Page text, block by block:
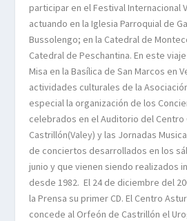
participar en el Festival Internacional
actuando en la Iglesia Parroquial de
Bussolengo; en la Catedral de
Catedral de Peschantina. En este
Misa en la Basílica de San Marcos en
actividades culturales de la
especial la organización de los
celebrados en el Auditorio del Centro
Castrillón(Valey) y las Jornadas
de conciertos desarrollados en los
junio y que vienen siendo realizados
desde 1982. El 24 de diciembre del
la Prensa su primer CD. El Centro
concede al Orfeón de Castrillón el